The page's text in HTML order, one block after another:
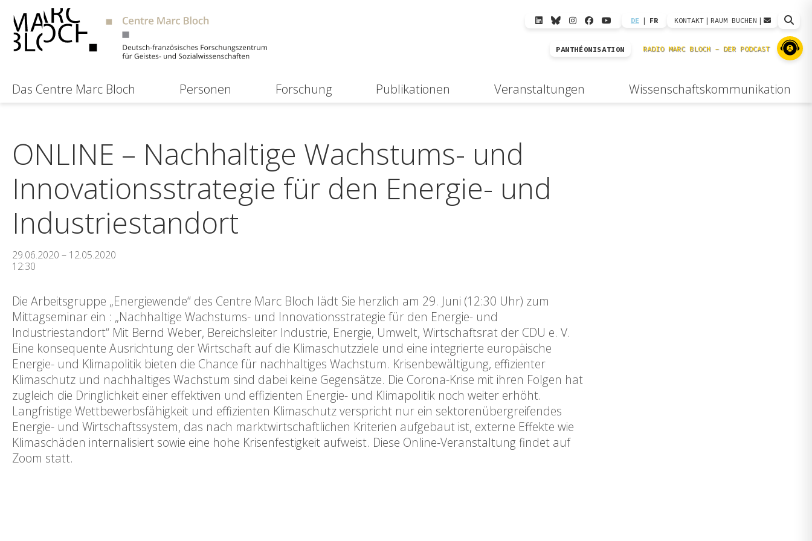
DE | FR KONTAKT | RAUM BUCHEN |
PANTHÉONISATION
Das Centre Marc Bloch Personen Forschung Publikationen Veranstaltungen Wissenschaftskommunikation
ONLINE – Nachhaltige Wachstums- und
Innovationsstrategie für den Energie- und
Industriestandort
29.06.2020 – 12.05.2020
12:30
Die Arbeitsgruppe „Energiewende“ des Centre Marc Bloch lädt Sie herzlich am 29. Juni (12:30 Uhr) zum
Mittagseminar ein : „Nachhaltige Wachstums- und Innovationsstrategie für den Energie- und
Industriestandort“ Mit Bernd Weber, Bereichsleiter Industrie, Energie, Umwelt, Wirtschaftsrat der CDU e. V.
Eine konsequente Ausrichtung der Wirtschaft auf die Klimaschutzziele und eine integrierte europäische
Energie- und Klimapolitik bieten die Chance für nachhaltiges Wachstum. Krisenbewältigung, effizienter
Klimaschutz und nachhaltiges Wachstum sind dabei keine Gegensätze. Die Corona-Krise mit ihren Folgen hat
zugleich die Dringlichkeit einer effektiven und effizienten Energie- und Klimapolitik noch weiter erhöht.
Langfristige Wettbewerbsfähigkeit und effizienten Klimaschutz verspricht nur ein sektorenübergreifendes
Energie- und Wirtschaftssystem, das nach marktwirtschaftlichen Kriterien aufgebaut ist, externe Effekte wie
Klimaschäden internalisiert sowie eine hohe Krisenfestigkeit aufweist. Diese Online-Veranstaltung findet auf
Zoom statt.